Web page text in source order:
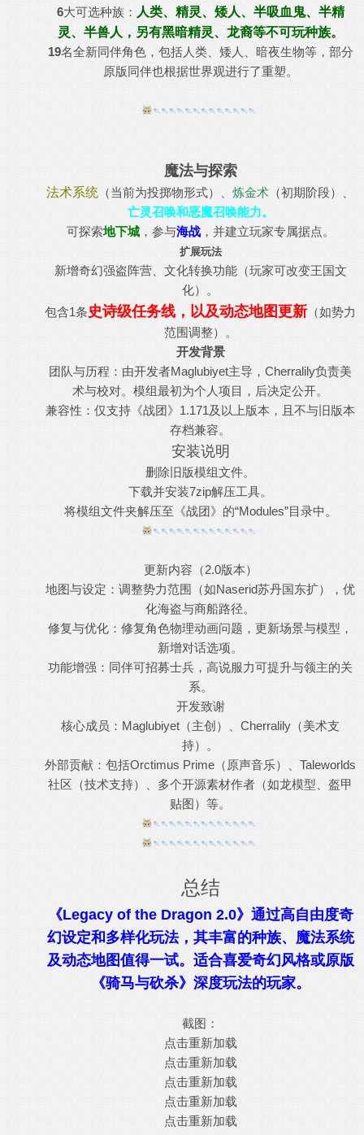
6大可选种族： 人类、精灵、矮人、半吸血鬼、半精
灵、半兽人，另有黑暗精灵、龙裔等不可玩种族。
19名全新同伴角色，包括人类、矮人、暗夜生物等，部分
原版同伴也根据世界观进行了重塑。
魔法与探索
法术系统 （当前为投掷物形式）、 炼金术 （初期阶段）、
亡灵召唤和恶魔召唤能力。
可探索地下城，参与海战，并建立玩家专属据点。
扩展玩法
新增奇幻强盗阵营、文化转换功能（玩家可改变王国文
化）。
包含1条史诗级任务线，以及动态地图更新 （如势力
范围调整）。
开发背景
​团队与历程：由开发者Maglubiyet主导，Cherralily负责美
术与校对。模组最初为个人项目，后决定公开。
​兼容性：仅支持《战团》1.171及以上版本，且不与旧版本
存档兼容。
安装说明
删除旧版模组文件。
下载并安装7zip解压工具。
将模组文件夹解压至《战团》的“Modules”目录中。
​更新内容（2.0版本）​
​地图与设定：调整势力范围（如Naserid苏丹国东扩），优
化海盗与商船路径。
​修复与优化：修复角色物理动画问题，更新场景与模型，
新增对话选项。
​功能增强：同伴可招募士兵，高说服力可提升与领主的关
系。
​开发致谢
​核心成员：Maglubiyet（主创）、Cherralily（美术支
持）。
​外部贡献：包括Orctimus Prime（原声音乐）、Taleworlds
社区（技术支持）、多个开源素材作者（如龙模型、盔甲
贴图）等。
总结
《Legacy of the Dragon 2.0》通过高自由度奇
幻设定和多样化玩法，其丰富的种族、魔法系统
及动态地图值得一试。适合喜爱奇幻风格或原版
《骑马与砍杀》深度玩法的玩家。
截图：
点击重新加载
点击重新加载
点击重新加载
点击重新加载
点击重新加载